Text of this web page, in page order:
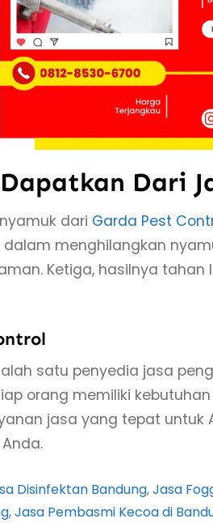
Dari
dari Garda Pest
menghilangkan
Ketiga, hasilnya
satu penyedia jasa
orang memiliki
jasa yang tepat untuk
Disinfektan Bandung, Jasa
, Jasa Pembasmi Kecoa di